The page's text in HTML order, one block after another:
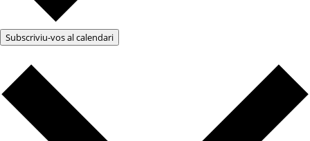
Subscriviu-vos al calendari